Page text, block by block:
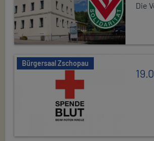
Die
Bürgersaal Zschopau